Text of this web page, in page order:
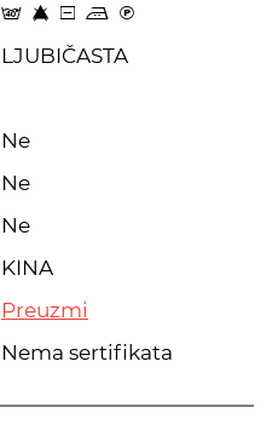
t 8 a p C
LJUBIČASTA
Ne
Ne
Ne
KINA
Preuzmi
Nema sertifikata